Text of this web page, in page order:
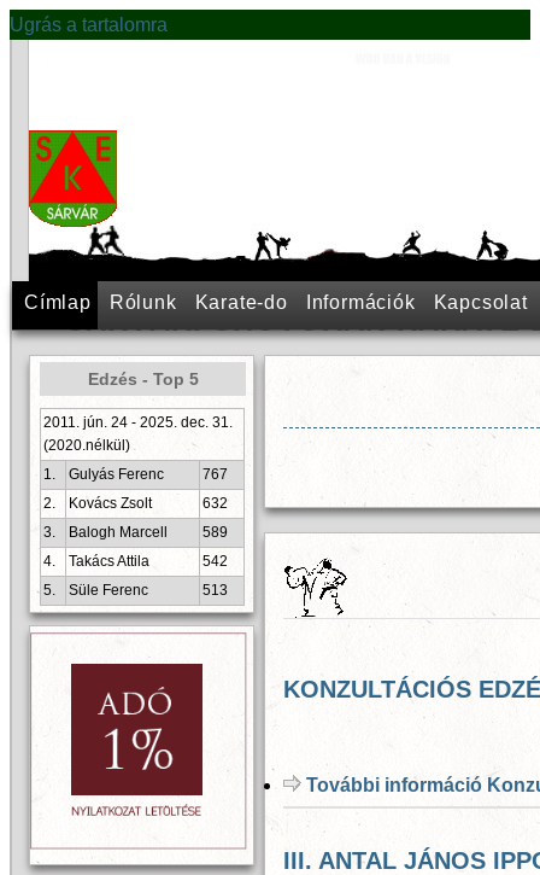
Ugrás a tartalomra
SÁRVÁRI SHOTOKAN KARATE
Címlap Rólunk Karate-do Információk Kapcsolat
Edzés - Top 5
2011. jún. 24 - 2025. dec. 31.
(2020.nélkül)
1.
Gulyás Ferenc
767
2.
Kovács Zsolt
632
3.
Balogh Marcell
589
4.
Takács Attila
542
5.
Süle Ferenc 513
KONZULTÁCIÓS
További információ
III. ANTAL JÁNOS